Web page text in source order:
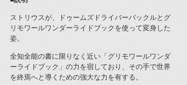
ストリウスが、ドゥームズドライバーバックルとグ
リモワールワンダーライドブックを使って変身した
姿。
全知全能の書に限りなく近い「グリモワールワンダ
ーライドブック」の力を宿しており、その手で世界
を終焉へと導くための強大な力を有する。